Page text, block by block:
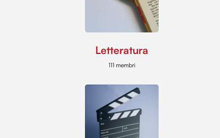
Letteratura
111 membri